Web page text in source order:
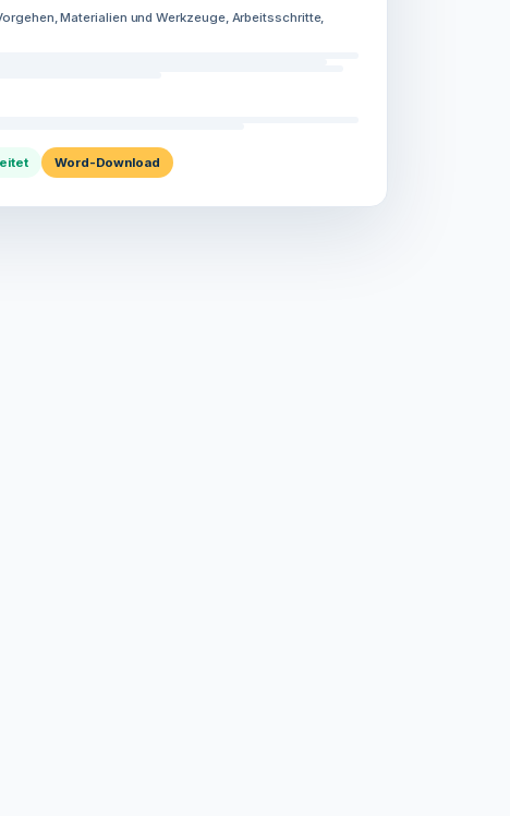
Materialien und Werkzeuge, Arbeitsschritte,
Word-Download